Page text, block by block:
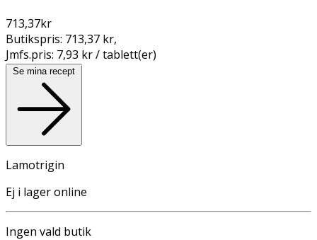
713,37kr
Butikspris: 713,37 kr,
Jmfs.pris: 7,93 kr / tablett(er)
Se mina recept
Lamotrigin
Ej i lager online
Ingen vald butik